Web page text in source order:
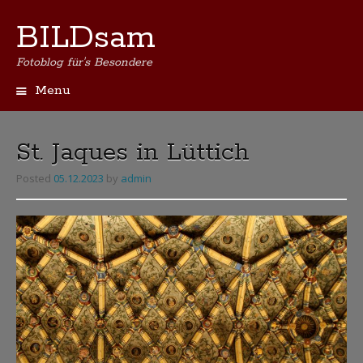
BILDsam
Fotoblog für's Besondere
Menu
St. Jaques in Lüttich
Posted 05.12.2023 by admin